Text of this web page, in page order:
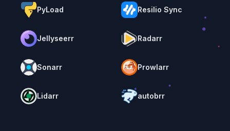
PyLoad Resilio Sync
Jellyseerr Radarr
Sonarr Prowlarr
Lidarr autobrr